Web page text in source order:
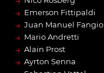
→ Emerson Fittipaldi
→ Juan Manuel Fangio
→ Mario Andretti
→ Alain Prost
→ Ayrton Senna